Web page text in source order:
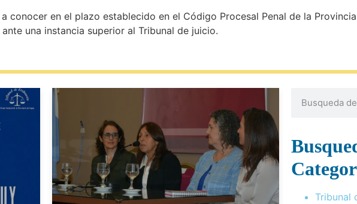
conocer en el plazo establecido en el Código Procesal Penal de la
una instancia superior al Tribunal de juicio.
Tribunal